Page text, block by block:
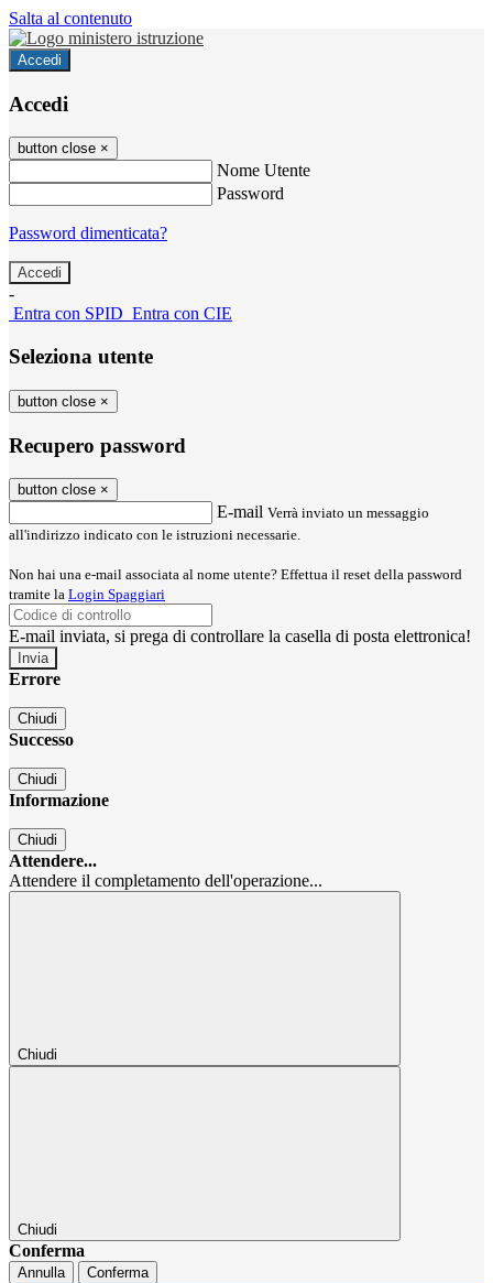
Salta al contenuto
Accedi
Accedi
button close ×
Nome Utente
Password
Password dimenticata?
-
Entra con SPID Entra con CIE
Seleziona utente
button close ×
Recupero password
button close ×
E-mail Verrà inviato un messaggio
all'indirizzo indicato con le istruzioni necessarie.
Non hai una e-mail associata al nome utente? Effettua il reset della password
tramite la Login Spaggiari
E-mail inviata, si prega di controllare la casella di posta elettronica!
Errore
Chiudi
Successo
Chiudi
Informazione
Chiudi
Attendere...
Attendere il completamento dell'operazione...
Chiudi
Chiudi
Conferma
Annulla Conferma